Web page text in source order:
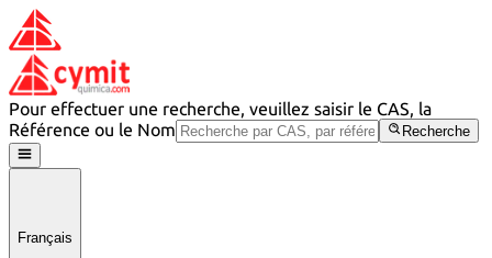
Pour effectuer une recherche, veuillez saisir le CAS, la
Référence ou le Nom
Recherche
Français